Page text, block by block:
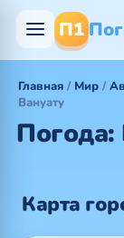
П1
Главная / Мир /
Вануату
Погода:
Карта